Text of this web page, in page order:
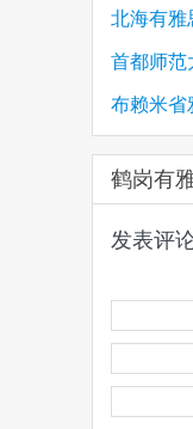
北海有雅
首都师范
布赖米省
鹤岗有
发表评